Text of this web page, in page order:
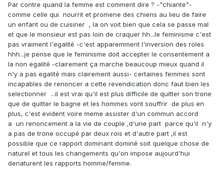
Par contre quand la femme est comment dire ? -"chiante"-
comme celle qui nourrit et promene des chiens au lieu de faire
un enfant ou de cuisiner , la on voit bien que cela se passe mal
et que le monsieur est pas loin de craquer hh...le feminisme c'est
pas vraiment l'egalité -c'est apparemment l'inversion des roles
hhh...je pense que le feminisme doit accepter le consentement a
la non egalité -clairement ça marche beaucoup mieux quand il
n'y a pas egalité mais clairement aussi- certaines femmes sont
incapables de renoncer a cette revendication donc faut bien les
selectionner ...il est vrai qu'il est plus difficile de quitter son trone
que de quitter le bagne et les hommes vont souffrir de plus en
plus, c'est evident voire meme assister d'un commun accord
a un renoncement a la vie de couple ,d'une part parce qu'il n'y
a pas de trone occupé par deux rois et d'autre part ,il est
possible que ce rapport dominant dominé soit quelque chose de
naturel et tous les changements qu'on impose aujourd'hui
denaturent les rapports homme/femme.